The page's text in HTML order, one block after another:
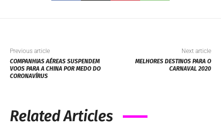
Previous article
COMPANHIAS AÉREAS SUSPENDEM
VOOS PARA A CHINA POR MEDO DO
CORONAVÍRUS
Next article
MELHORES DESTINOS PARA O
CARNAVAL 2020
Related Articles